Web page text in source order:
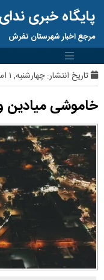
پایگاه خبری
مرجع اخبار شهرستان تفرش
تاریخ انتشار:چهارشنبه, ۱ اسفند ۱۴۰۳ ساعت:9:37
خاموشی میادین